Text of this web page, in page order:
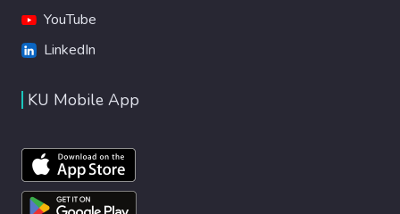
YouTube
LinkedIn
KU Mobile App